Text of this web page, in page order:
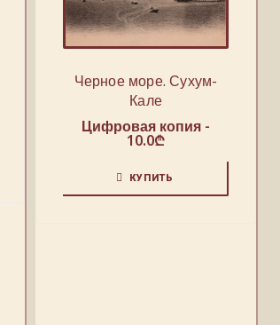
Черное море. Сухум-
Кале
Цифровая копия -
10.0₾
КУПИТЬ